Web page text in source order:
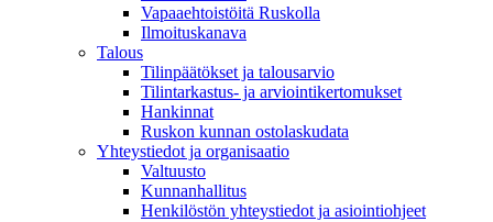
Vapaaehtoistöitä Ruskolla
Ilmoituskanava
Talous
Tilinpäätökset ja talousarvio
Tilintarkastus- ja arviointikertomukset
Hankinnat
Ruskon kunnan ostolaskudata
Yhteystiedot ja organisaatio
Valtuusto
Kunnanhallitus
Henkilöstön yhteystiedot ja asiointiohjeet